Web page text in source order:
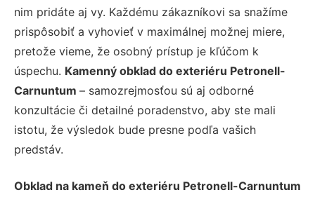
nim pridáte aj vy. Každému zákazníkovi sa snažíme
prispôsobiť a vyhovieť v maximálnej možnej miere,
pretože vieme, že osobný prístup je kľúčom k
úspechu. Kamenný obklad do exteriéru Petronell-
Carnuntum – samozrejmosťou sú aj odborné
konzultácie či detailné poradenstvo, aby ste mali
istotu, že výsledok bude presne podľa vašich
predstáv.
Obklad na kameň do exteriéru Petronell-Carnuntum